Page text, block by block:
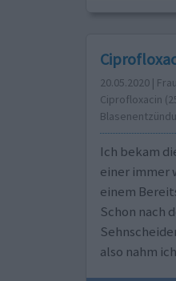
20.05.2020 |
Ciprofloxacin
Ich bekam
einer immer
einem
Schon nach
also nahm